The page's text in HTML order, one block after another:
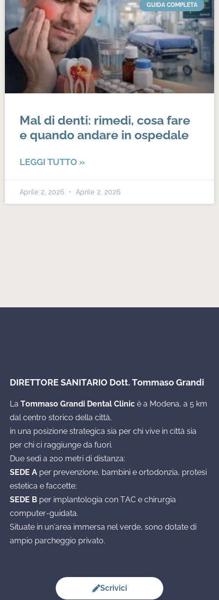
GUIDA COMPLETA
Mal di denti: rimedi, cosa fare
e quando andare in ospedale
LEGGI TUTTO »
Aprile 2, 2026 Aprile 2, 2026
DIRETTORE SANITARIO Dott. Tommaso Grandi
La Tommaso Grandi Dental Clinic è a Modena, a 5 km
dal centro storico della città,
in una posizione strategica sia per chi vive in città sia
per chi ci raggiunge da fuori.
Due sedi a 200 metri di distanza:
SEDE A per prevenzione, bambini e ortodonzia, protesi
estetica e faccette;
SEDE B per implantologia con TAC e chirurgia
computer-guidata.
Situate in un’area immersa nel verde, sono dotate di
ampio parcheggio privato.
Scrivici